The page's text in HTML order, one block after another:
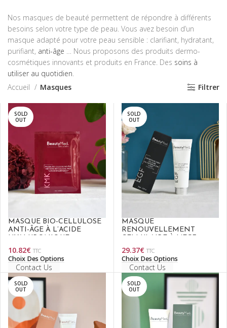
Nos masques de beauté permettent de répondre à différents
besoins selon votre type de peau. Vous avez besoin d’un
masque adapté pour votre peau sensible : clarifiant, hydratant,
purifiant, anti-âge … Nous proposons des produits dermo-
cosmétiques innovants et produits en France. Des soins à
utiliser au quotidien.
Accueil
Masques Filtrer
SOLD
OUT
MASQUE BIO-CELLULOSE
ANTI-ÂGE À L’ACIDE
10.82€ TTC
Choix Des Options
Contact Us
SOLD
OUT
MASQUE
RENOUVELLEMENT
29.37€ TTC
Choix Des Options
Contact Us
SOLD
OUT
SOLD
OUT